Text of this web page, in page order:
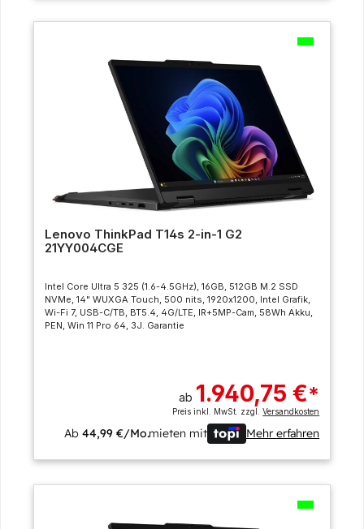
Lenovo ThinkPad T14s 2-in-1 G2
21YY004CGE
Intel Core Ultra 5 325 (1.6-4.5GHz), 16GB, 512GB M.2 SSD
NVMe, 14" WUXGA Touch, 500 nits, 1920x1200, Intel Grafik,
Wi-Fi 7, USB-C/TB, BT5.4, 4G/LTE, IR+5MP-Cam, 58Wh Akku,
PEN, Win 11 Pro 64, 3J. Garantie
ab 1.940,75 €*
Preis inkl. MwSt. zzgl.Versandkosten
Ab44,99 €/Mo.mieten mit Mehr erfahren